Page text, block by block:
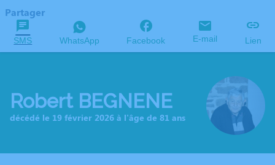
Partager
SMS WhatsApp Facebook E-mail Lien
Robert BEGNENE
décédé le 19 février 2026 à l'âge de 81 ans